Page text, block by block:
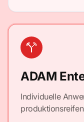
ADAM
Individuelle